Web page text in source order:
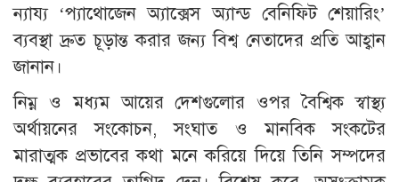
ন্যায্য ‘প্যাথোজেন অ্যাক্সেস অ্যান্ড বেনিফিট শেয়ারিং’
ব্যবস্থা দ্রুত চূড়ান্ত করার জন্য বিশ্ব নেতাদের প্রতি আহ্বান
জানান।
নিম্ন ও মধ্যম আয়ের দেশগুলোর ওপর বৈশ্বিক স্বাস্থ্য
অর্থায়নের সংকোচন, সংঘাত ও মানবিক সংকটের
মারাত্মক প্রভাবের কথা মনে করিয়ে দিয়ে তিনি সম্পদের